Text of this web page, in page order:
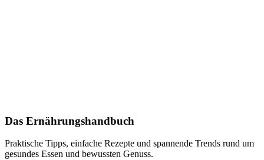
Das Ernährungshandbuch
Praktische Tipps, einfache Rezepte und spannende Trends rund um
gesundes Essen und bewussten Genuss.